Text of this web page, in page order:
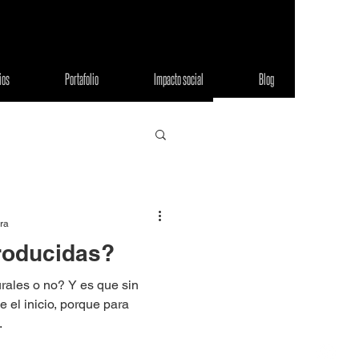
Portafolio Impacto social Blog
o no? Y es que sin
el inicio, porque para